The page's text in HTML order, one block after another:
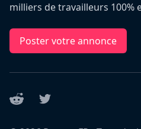
milliers de travailleurs 100%
Poster votre annonce
Reddit Twitter